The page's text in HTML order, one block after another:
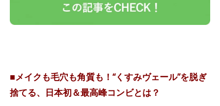
■メイクも毛穴も角質も！“くすみヴェール”を脱ぎ
捨てる、日本初＆最高峰コンビとは？